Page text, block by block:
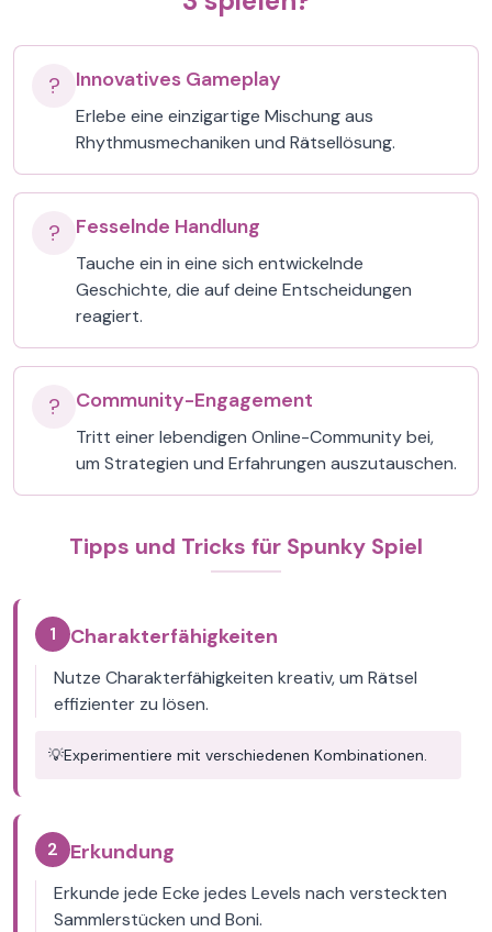
? Innovatives Gameplay
Erlebe eine einzigartige Mischung aus
Rhythmusmechaniken und Rätsellösung.
? Fesselnde Handlung
Tauche ein in eine sich entwickelnde
Geschichte, die auf deine Entscheidungen
reagiert.
? Community-Engagement
Tritt einer lebendigen Online-Community bei,
um Strategien und Erfahrungen auszutauschen.
Tipps und Tricks für Spunky Spiel
1 Charakterfähigkeiten
Nutze Charakterfähigkeiten kreativ, um Rätsel
effizienter zu lösen.
💡Experimentiere mit verschiedenen Kombinationen.
2 Erkundung
Erkunde jede Ecke jedes Levels nach versteckten
Sammlerstücken und Boni.